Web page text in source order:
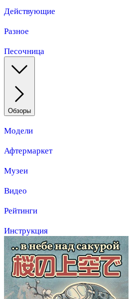
Действующие
Разное
Песочница
Обзоры
Модели
Афтермаркет
Музеи
Видео
Рейтинги
Инструкция